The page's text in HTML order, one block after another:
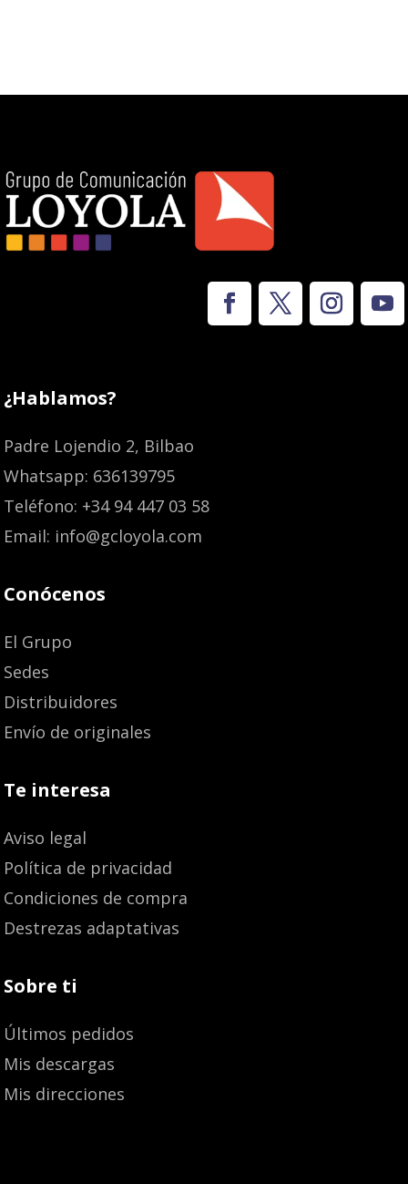
¿Hablamos?
Padre Lojendio 2, Bilbao
Whatsapp: 636139795
Teléfono: +34 94 447 03 58
Email: info@gcloyola.com
Conócenos
El Grupo
Sedes
Distribuidores
Envío de originales
Te interesa
Aviso legal
Política de privacidad
Condiciones de compra
Destrezas adaptativas
Sobre ti
Últimos pedidos
Mis descargas
Mis direcciones